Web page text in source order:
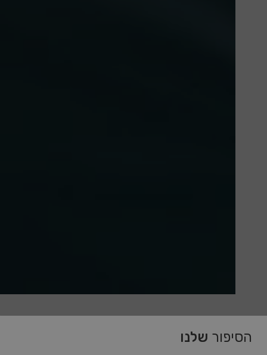
הסיפור שלנו